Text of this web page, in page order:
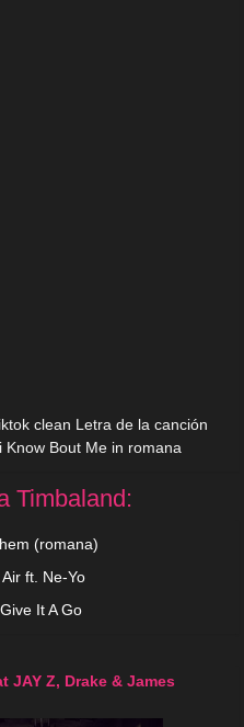
clean Letra de la canción
Know Bout Me in romana
Timbaland:
(romana)
ft. Ne-Yo
It A Go
JAY Z, Drake & James